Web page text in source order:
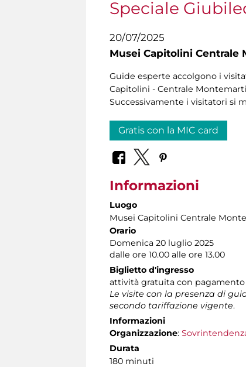
Speciale
20/07/2025
Musei Capitolini Centrale
Guide esperte accolgono i
Capitolini - Centrale
Successivamente i visitatori si
Gratis con la MIC card
Informazioni
Luogo
Musei Capitolini Centrale
Orario
Domenica 20 luglio 2025
dalle ore 10.00 alle ore 13.00
Biglietto d'ingresso
attività gratuita con
Le visite con la presenza di
secondo tariffazione vigente.
Informazioni
Organizzazione:
Durata
180 minuti